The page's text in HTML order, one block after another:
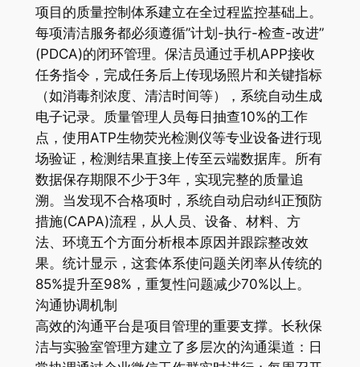
项目的质量控制体系建立在全过程监控基础上。
每项清洁服务都必须遵循”计划-执行-检查-改进”
(PDCA)的闭环管理。保洁员通过手机APP接收
任务指令，完成任务后上传现场照片和关键指标
（如消毒剂浓度、清洁时间等），系统自动生成
电子记录。质量管理人员每日抽查10%的工作
点，使用ATP生物荧光检测仪等专业设备进行现
场验证，检测结果直接上传至云端数据库。所有
数据保存期限不少于3年，实现完整的质量追
溯。当发现不合格项时，系统自动启动纠正预防
措施(CAPA)流程，从人员、设备、材料、方
法、环境五个方面分析根本原因并跟踪整改效
果。统计显示，这套体系使问题关闭率从传统的
85%提升至98%，重复性问题减少70%以上。
沟通协调机制
高效的沟通平台是项目管理的重要支撑。长秋保
洁与实验室管理方建立了多层次的沟通渠道：日